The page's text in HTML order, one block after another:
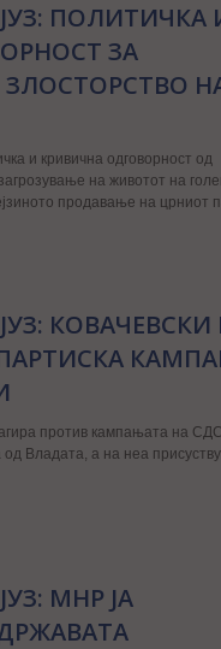
ПОЛИТИЧКА
ЗА
и кривична одговорност од
на животот на
продавање на црниот
КОВАЧЕВСКИ
против кампањата на
Владата, а на неа
МНР ЈА